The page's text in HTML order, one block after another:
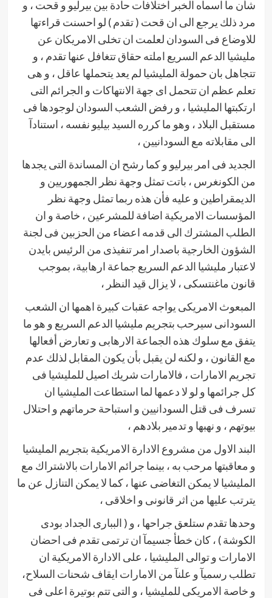
شأن ما اسماه الخبر اختلافات حادة بين بيرليو و قحت ، و
مرد ذلك يرجع الى ان قحت ( تقدم ) لو احسنت قراءتها
للاوضاع فى السودان لعلمت ان تخلى الامريكان عن
مليشيا الدعم السريع املته حقاق تتغافل عنها تقدم ، و
تتجاهل بان حمولة المليشيا لم يعد يتحملها عاقل ، و هى
تعلم عظم ان تتحمل اى جهة الانتهاكات و الجرائم التى
ارتكبتها المليشيا ، و رفض الشعب السودان لوجودها فى
مستقبل البلاد ، وهو ما كرره السيد بيليو نفسه ، استنادآ
الى مقابلاته مع السودانيين ،
الجديد فى امر بيرليو و كما رشح ان المساندة التى يجدها
من الكونغرس ، باتت تمثل وجهة نظر الجمهوريين و
الديمقراطين و عليه فأن هذه ربما تمثل وجهة نظر
المؤسسات الامريكية اضافة للمشرعين ، خاصة و ان
الطلب المشترك الى قدمه اعضاء من الحزبين فى لجنة
الشؤون الخارجية باصدار امر تنفيذى من الرئيس بايدن
لاعتبار مليشيا الدعم السريع جماعة ارهابية، بموجب
قانون ماغنتسكى ، لا يزال قيد النظر ،
المبعوث الامريكى يواجه عقبات كبيرة اهمها ان الشعب
السودانى سيرحب بتجريم مليشيا الدعم السريع و هو ما
يتفق مع سلوك هذه الجماعة الارهابى و تعارض أفعالها
مع القانون ، و لكنه لن يقبل بأن يكون المقابل لذلك عدم
تجريم الامارات ، فالامارات شريك اصيل للمليشيا فى
كل جرائمها و لو لا دعمها لما استطاعت المليشيا ان
تسرف فى قتل السودانيين و استباحة حرماتهم و احتلال
بيوتهم ، و نهبها و تدمير بلادهم ،
البند الاول من مشروع الادارة الامريكية بتجريم المليشيا
و معاقبتها مرحب به ، بينما جرائم الامارات بالاشتراك مع
المليشيا لا يمكن التغاضى عنها ، كما لا يمكن التنازل عن ما
يترتب عليها من اثر قانونى و اخلاقى ،
وحدها تقدم ستلعق جراحها ، و ( الببارى الجداد بودى
الكوشة ) ، كان خطأ جسيمآ ان ترتمى تقدم فى احضان
الامارات و توالى المليشيا ، على الادارة الامريكية ان
تطلب رسميآ و علنآ من الامارات ايقاف شحنات السلاح،
و خاصة الامريكى للمليشيا ، و التى تتم بوتيرة اعلى فى